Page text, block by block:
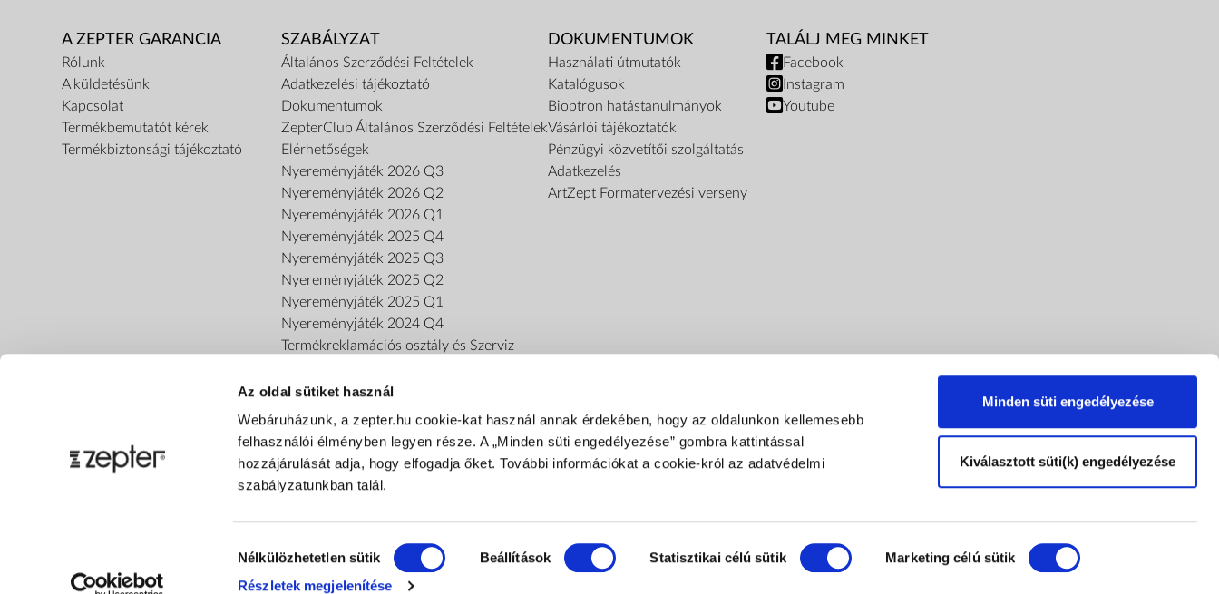
Az oldal sütiket használ
Webáruházunk, a zepter.hu cookie-kat használ annak érdekében, hogy az oldalunkon kellemesebb
felhasználói élményben legyen része. A „Minden süti engedélyezése” gombra kattintással
hozzájárulását adja, hogy elfogadja őket. További információkat a cookie-król az adatvédelmi
szabályzatunkban talál.
kiválasztása
Nélkülözhetetlen sütik Beállítások Statisztikai célú sütik
Marketing célú sütik
Részletek megjelenítése
Minden süti engedélyezése
Kiválasztott süti(k) engedélyezése
A ZEPTER GARANCIA
Rólunk
A küldetésünk
Kapcsolat
Termékbemutatót kérek
Termékbiztonsági tájékoztató
SZABÁLYZAT
Általános Szerződési Feltételek
Adatkezelési tájékoztató
Dokumentumok
ZepterClub Általános Szerződési Feltételek
Elérhetőségek
Nyereményjáték 2026 Q3
Nyereményjáték 2026 Q2
Nyereményjáték 2026 Q1
Nyereményjáték 2025 Q4
Nyereményjáték 2025 Q3
Nyereményjáték 2025 Q2
Nyereményjáték 2025 Q1
Nyereményjáték 2024 Q4
Termékreklamációs osztály és Szerviz
DOKUMENTUMOK
Használati útmutatók
Katalógusok
Bioptron hatástanulmányok
Vásárlói tájékoztatók
Pénzügyi közvetítői szolgáltatás
Adatkezelés
ArtZept Formatervezési verseny
TALÁLJ MEG MINKET
Facebook
Instagram
Youtube
FIZETÉSI MÓDOK
SZÁLLÍTÁSI MÓDOK